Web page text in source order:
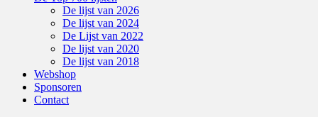
De lijst van 2026
De lijst van 2024
De Lijst van 2022
De lijst van 2020
De lijst van 2018
Webshop
Sponsoren
Contact